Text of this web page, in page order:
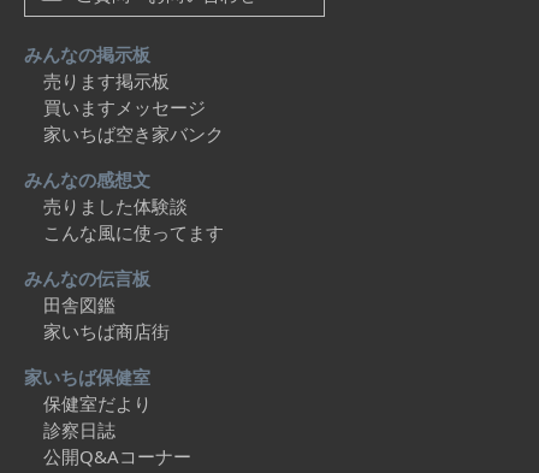
みんなの掲示板
売ります掲示板
買いますメッセージ
家いちば空き家バンク
みんなの感想文
売りました体験談
こんな風に使ってます
みんなの伝言板
田舎図鑑
家いちば商店街
家いちば保健室
保健室だより
診察日誌
公開Q&Aコーナー